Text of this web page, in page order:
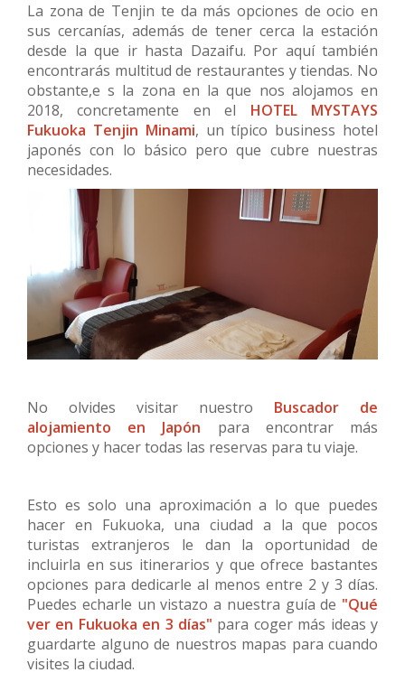
La zona de Tenjin te da más opciones de ocio en
sus cercanías, además de tener cerca la estación
desde la que ir hasta Dazaifu. Por aquí también
encontrarás multitud de restaurantes y tiendas. No
obstante,e s la zona en la que nos alojamos en
2018, concretamente en el HOTEL MYSTAYS
Fukuoka Tenjin Minami, un típico business hotel
japonés con lo básico pero que cubre nuestras
necesidades.
No olvides visitar nuestro Buscador de
alojamiento en Japón para encontrar más
opciones y hacer todas las reservas para tu viaje.
Esto es solo una aproximación a lo que puedes
hacer en Fukuoka, una ciudad a la que pocos
turistas extranjeros le dan la oportunidad de
incluirla en sus itinerarios y que ofrece bastantes
opciones para dedicarle al menos entre 2 y 3 días.
Puedes echarle un vistazo a nuestra guía de "Qué
ver en Fukuoka en 3 días" para coger más ideas y
guardarte alguno de nuestros mapas para cuando
visites la ciudad.